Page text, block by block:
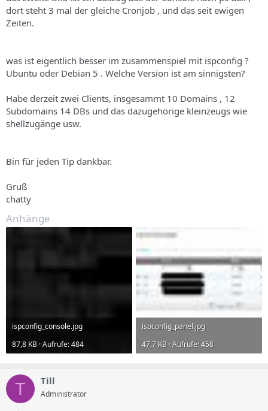
dort steht 3 mal der gleiche Cronjob , und das seit ewigen
Zeiten.
was ist eigentlich besser im zusammenspiel mit ispconfig ?
Ubuntu oder Debian 5 . Welche Version ist am sinnigsten?
Habe derzeit zwei Clients, insgesammt 10 Domains , 12
Subdomains 14 DBs und das dazugehörige kleinzeugs wie
shellzugänge usw.
Bin für jeden Tip dankbar.
Gruß
chatty
Anhänge
ispconfig_console.jpg
87,8 KB · Aufrufe: 484
ispconfig_panel.jpg
47,7 KB · Aufrufe: 458
T Till
Administrator